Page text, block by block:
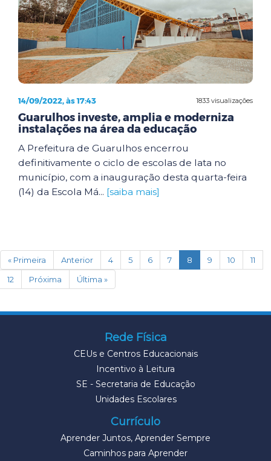
1833 visualizações
14/09/2022, às 17:43
Guarulhos investe, amplia e moderniza
instalações na área da educação
A Prefeitura de Guarulhos encerrou
definitivamente o ciclo de escolas de lata no
município, com a inauguração desta quarta-feira
(14) da Escola Má... [saiba mais]
« Primeira Anterior 4 5 6 7 8 (current)
9 10
11
12
Próxima Última »
Rede Física
CEUs e Centros Educacionais
Incentivo à Leitura
SE - Secretaria de Educação
Unidades Escolares
Currículo
Aprender Juntos, Aprender Sempre
Caminhos para Aprender